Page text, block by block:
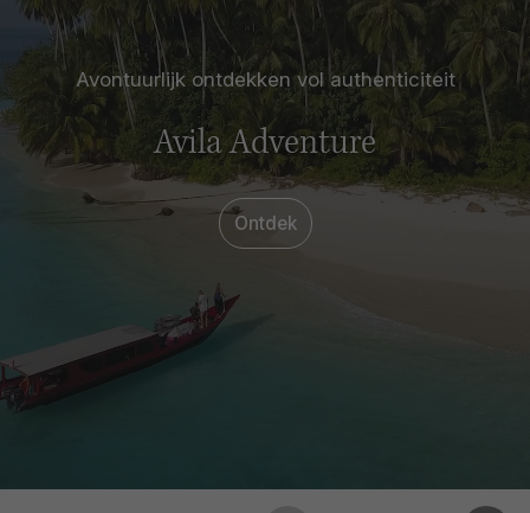
Avontuurlijk ontdekken vol authenticiteit
Avila Adventure
Ontdek